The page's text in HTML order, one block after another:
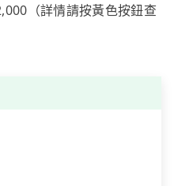
（詳情請按黃色按鈕查